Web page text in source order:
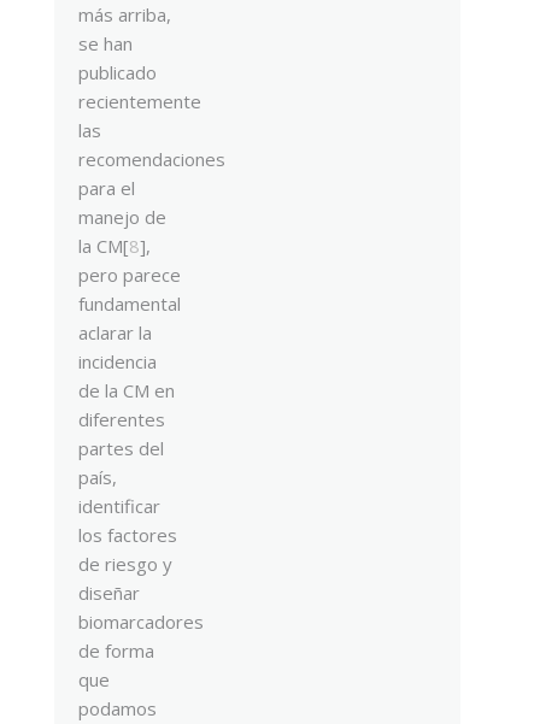
más arriba,
se han
publicado
recientemente
las
recomendaciones
para el
manejo de
la CM[8],
pero parece
fundamental
aclarar la
incidencia
de la CM en
diferentes
partes del
país,
identificar
los factores
de riesgo y
diseñar
biomarcadores
de forma
que
podamos